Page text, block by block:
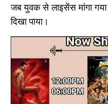
जब युवक से लाइसेंस मांगा गया
दिखा पाया।